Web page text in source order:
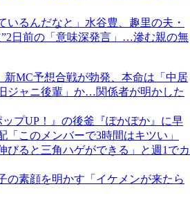
いるんだなと」水谷豊、趣里の夫・
日前の「意味深発言」…滲む親の無
新MC予想合戦が勃発、本命は「中居
ジャニ後輩」か…関係者が明かした
プUP！』の後釜『ぽかぽか』に早
「このメンバーで3時間はキツい」
びると三角ハゲができる」と週1でカ
の素顔を明かす「イケメンが来たら